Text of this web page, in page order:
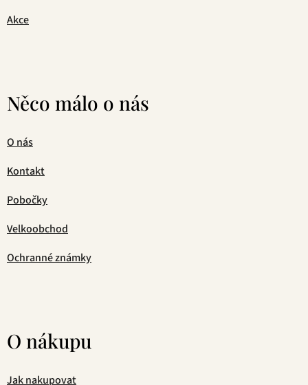
Akce
Něco málo o nás
O nás
Kontakt
Pobočky
Velkoobchod
Ochranné známky
O nákupu
Jak nakupovat